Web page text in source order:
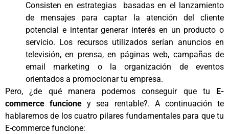
Consisten en estrategias basadas en el lanzamiento
de mensajes para captar la atención del cliente
potencial e intentar generar interés en un producto o
servicio. Los recursos utilizados serían anuncios en
televisión, en prensa, en páginas web, campañas de
email marketing o la organización de eventos
orientados a promocionar tu empresa.
Pero, ¿de qué manera podemos conseguir que tu E-
commerce funcione y sea rentable?. A continuación te
hablaremos de los cuatro pilares fundamentales para que tu
E-commerce funcione: